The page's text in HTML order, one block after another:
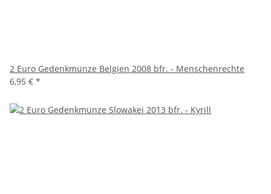
2 Euro Gedenkmünze Belgien 2008 bfr. - Menschenrechte
6,95 € *